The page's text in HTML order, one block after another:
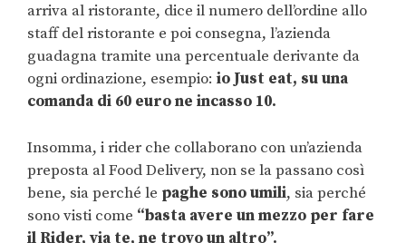
arriva al ristorante, dice il numero dell’ordine allo
staff del ristorante e poi consegna, l’azienda
guadagna tramite una percentuale derivante da
ogni ordinazione, esempio: io Just eat, su una
comanda di 60 euro ne incasso 10.
Insomma, i rider che collaborano con un’azienda
preposta al Food Delivery, non se la passano così
bene, sia perché le paghe sono umili, sia perché
sono visti come “basta avere un mezzo per fare
il Rider, via te, ne trovo un altro”.